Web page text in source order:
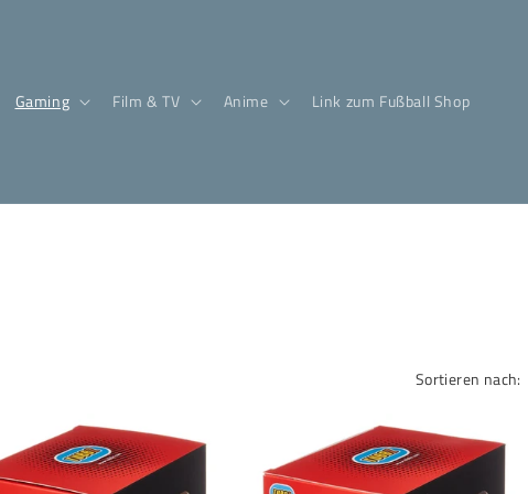
Gaming Film & TV Anime Link zum Fußball Shop
Sortieren nach: